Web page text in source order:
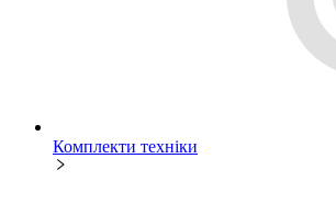
Комплекти техніки